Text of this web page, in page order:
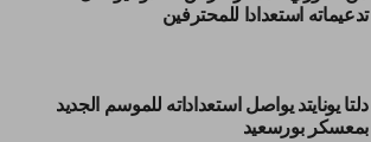
تدعيماته استعدادا للمحترفين
دلتا يونايتد يواصل استعداداته للموسم الجديد
بمعسكر بورسعيد